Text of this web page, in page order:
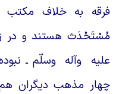
به خلاف مكتب
هستند و در
وآله وسلّم ـ نبوده
مذهب ديگران هم